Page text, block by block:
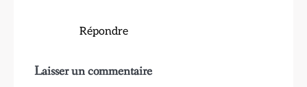
Répondre
Laisser un commentaire